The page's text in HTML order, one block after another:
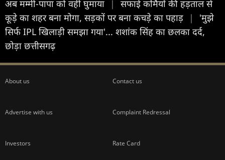
अब मम्मी-पापा को वहीं घुमाया
|
सफाई कर्मियों की हड़ताल से
कूड़े का शहर बना मोगा, सड़कों पर बना कचड़े का पहाड़
|
'मुझे
सिर्फ IPL खिलाड़ी समझा गया'... शशांक सिंह का छलका दर्द,
छोड़ा छत्तीसगढ़
About us Contact us
Advertise with us Complaint Redressal
Investors Rate Card